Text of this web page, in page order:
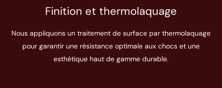
Finition et thermolaquage
Nous appliquons un traitement de surface par thermolaquage
pour garantir une résistance optimale aux chocs et une
esthétique haut de gamme durable.